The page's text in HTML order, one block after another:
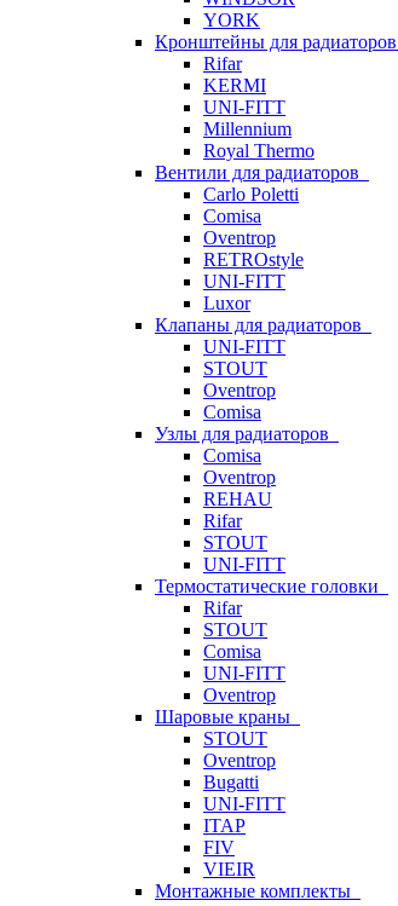
YORK
Кронштейны для радиаторов
Rifar
KERMI
UNI-FITT
Millennium
Royal Thermo
Вентили для радиаторов
Carlo Poletti
Comisa
Oventrop
RETROstyle
UNI-FITT
Luxor
Клапаны для радиаторов
UNI-FITT
STOUT
Oventrop
Comisa
Узлы для радиаторов
Comisa
Oventrop
REHAU
Rifar
STOUT
UNI-FITT
Термостатические головки
Rifar
STOUT
Comisa
UNI-FITT
Oventrop
Шаровые краны
STOUT
Oventrop
Bugatti
UNI-FITT
ITAP
FIV
VIEIR
Монтажные комплекты